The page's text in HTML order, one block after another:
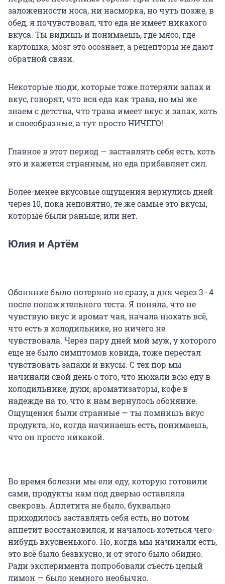
заложенности носа, ни насморка, но чуть позже, в
обед, я почувствовал, что еда не имеет никакого
вкуса. Ты видишь и понимаешь, где мясо, где
картошка, мозг это осознает, а рецепторы не дают
обратной связи.
Некоторые люди, которые тоже потеряли запах и
вкус, говорят, что вся еда как трава, но мы же
знаем с детства, что трава имеет вкус и запах, хоть
и своеобразные, а тут просто НИЧЕГО!
Главное в этот период — заставлять себя есть, хоть
это и кажется странным, но еда прибавляет сил.
Более-менее вкусовые ощущения вернулись дней
через 10, пока непонятно, те же самые это вкусы,
которые были раньше, или нет.
Юлия и Артём
Обоняние было потеряно не сразу, а дня через 3–4
после положительного теста. Я поняла, что не
чувствую вкус и аромат чая, начала нюхать всё,
что есть в холодильнике, но ничего не
чувствовала. Через пару дней мой муж, у которого
еще не было симптомов ковида, тоже перестал
чувствовать запахи и вкусы. С тех пор мы
начинали свой день с того, что нюхали всю еду в
холодильнике, духи, ароматизаторы, кофе в
надежде на то, что к нам вернулось обоняние.
Ощущения были странные — ты помнишь вкус
продукта, но, когда начинаешь есть, понимаешь,
что он просто никакой.
Во время болезни мы ели еду, которую готовили
сами, продукты нам под дверью оставляла
свекровь. Аппетита не было, буквально
приходилось заставлять себя есть, но потом
аппетит восстановился, и началось хотеться чего-
нибудь вкусненького. Но, когда мы начинали есть,
это всё было безвкусно, и от этого было обидно.
Ради эксперимента попробовали съесть целый
лимон — было немного необычно.